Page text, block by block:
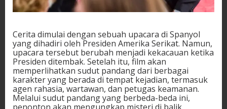
Cerita dimulai dengan sebuah upacara di Spanyol
yang dihadiri oleh Presiden Amerika Serikat. Namun,
upacara tersebut berubah menjadi kekacauan ketika
Presiden ditembak. Setelah itu, film akan
memperlihatkan sudut pandang dari berbagai
karakter yang berada di tempat kejadian, termasuk
agen rahasia, wartawan, dan petugas keamanan.
Melalui sudut pandang yang berbeda-beda ini,